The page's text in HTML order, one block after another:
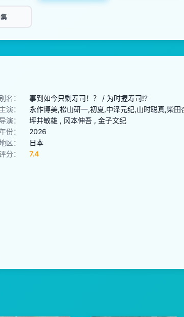
名：
事到如今只剩寿司！？ / 为时握寿司!?
主演：
永作博美,松山研一,初夏,中泽元纪,山时聪真,柴
导演：
坪井敏雄 , 冈本伸吾 , 金子文纪
份：
2026
区：
日本
分：
7.4